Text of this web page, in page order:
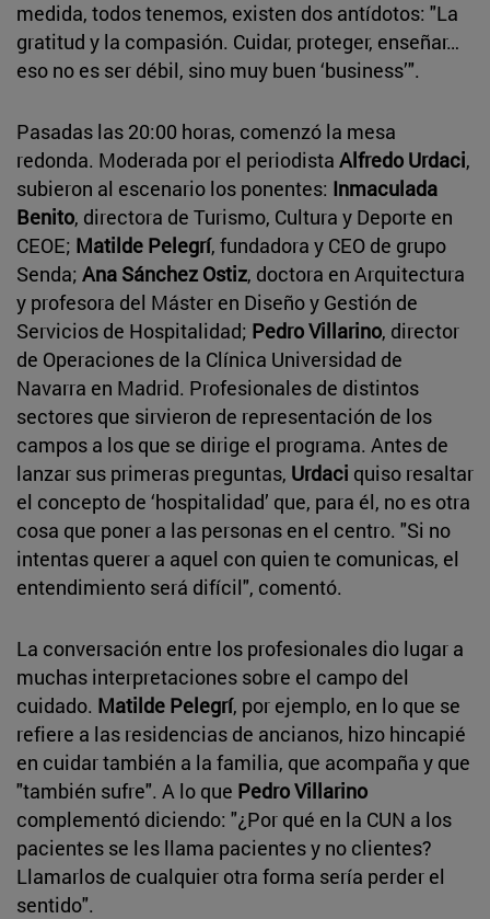
medida, todos tenemos, existen dos antídotos: "La
gratitud y la compasión. Cuidar, proteger, enseñar…
eso no es ser débil, sino muy buen ‘business’".
Pasadas las 20:00 horas, comenzó la mesa
redonda. Moderada por el periodista Alfredo Urdaci,
subieron al escenario los ponentes: Inmaculada
Benito, directora de Turismo, Cultura y Deporte en
CEOE; Matilde Pelegrí, fundadora y CEO de grupo
Senda; Ana Sánchez Ostiz, doctora en Arquitectura
y profesora del Máster en Diseño y Gestión de
Servicios de Hospitalidad; Pedro Villarino, director
de Operaciones de la Clínica Universidad de
Navarra en Madrid. Profesionales de distintos
sectores que sirvieron de representación de los
campos a los que se dirige el programa. Antes de
lanzar sus primeras preguntas, Urdaci quiso resaltar
el concepto de ‘hospitalidad’ que, para él, no es otra
cosa que poner a las personas en el centro. "Si no
intentas querer a aquel con quien te comunicas, el
entendimiento será difícil", comentó.
La conversación entre los profesionales dio lugar a
muchas interpretaciones sobre el campo del
cuidado. Matilde Pelegrí, por ejemplo, en lo que se
refiere a las residencias de ancianos, hizo hincapié
en cuidar también a la familia, que acompaña y que
"también sufre". A lo que Pedro Villarino
complementó diciendo: "¿Por qué en la CUN a los
pacientes se les llama pacientes y no clientes?
Llamarlos de cualquier otra forma sería perder el
sentido".